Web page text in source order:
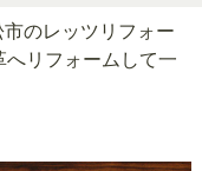
のレッツリフォー
リフォームして一